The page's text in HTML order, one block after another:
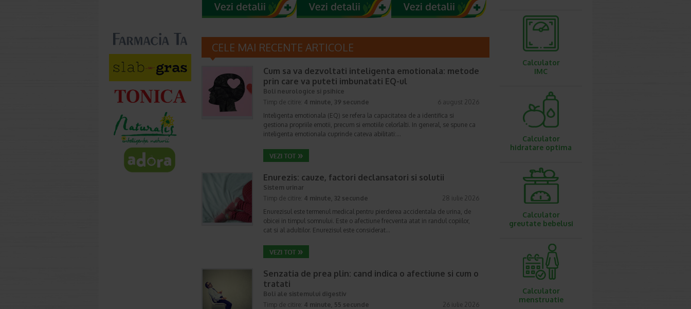
CELE MAI RECENTE ARTICOLE
Cum sa va dezvoltati inteligenta emotionala: metode
prin care va puteti imbunatati EQ-ul
Boli neurologice si psihice
Timp de citire: 4 minute, 39 secunde
6 august 2026
Inteligenta emotionala (EQ) se refera la capacitatea de a identifica si
gestiona propriile emotii, precum si emotiile celorlalti. In general, se spune ca
inteligenta emotionala cuprinde cateva abilitati:…
Enurezis: cauze, factori declansatori si solutii
Sistem urinar
Timp de citire: 4 minute, 32 secunde
28 iulie 2026
Enurezisul este termenul medical pentru pierderea accidentala de urina, de
obicei in timpul somnului. Este o afectiune frecventa atat in randul copiilor,
cat si al adultilor. Enurezisul este considerat…
Senzatia de prea plin: cand indica o afectiune si cum o
tratati
Boli ale sistemului digestiv
Timp de citire: 4 minute, 55 secunde
26 iulie 2026
Calculator
IMC
Calculator
hidratare optima
Calculator
greutate bebelusi
Calculator
menstruatie